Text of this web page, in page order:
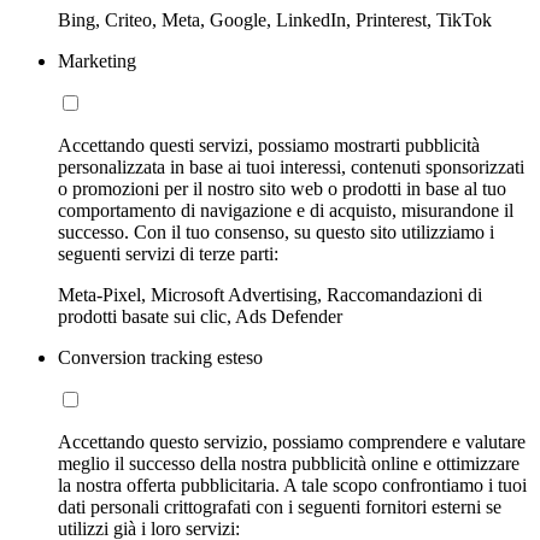
Bing, Criteo, Meta, Google, LinkedIn, Printerest, TikTok
Marketing
Accettando questi servizi, possiamo mostrarti pubblicità
personalizzata in base ai tuoi interessi, contenuti sponsorizzati
o promozioni per il nostro sito web o prodotti in base al tuo
comportamento di navigazione e di acquisto, misurandone il
successo. Con il tuo consenso, su questo sito utilizziamo i
seguenti servizi di terze parti:
Meta-Pixel, Microsoft Advertising, Raccomandazioni di
prodotti basate sui clic, Ads Defender
Conversion tracking esteso
Accettando questo servizio, possiamo comprendere e valutare
meglio il successo della nostra pubblicità online e ottimizzare
la nostra offerta pubblicitaria. A tale scopo confrontiamo i tuoi
dati personali crittografati con i seguenti fornitori esterni se
utilizzi già i loro servizi: